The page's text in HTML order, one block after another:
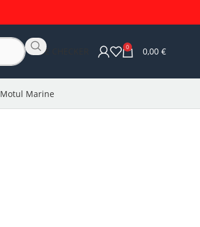
OLIE CHECKER 0 0,00 €
Motul Marine